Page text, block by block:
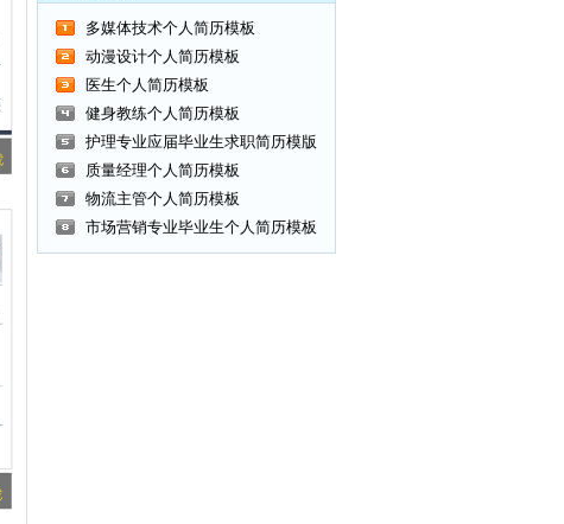
多媒体技术个人简历模板
动漫设计个人简历模板
医生个人简历模板
健身教练个人简历模板
护理专业应届毕业生求职简历模版
质量经理个人简历模板
物流主管个人简历模板
市场营销专业毕业生个人简历模板